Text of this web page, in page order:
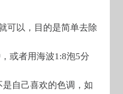
可以，目的是简单去除
或者用海波1:8泡5分
自己喜欢的色调，如